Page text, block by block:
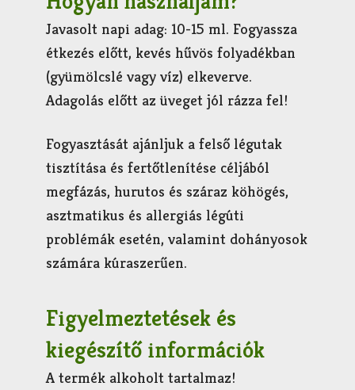
Javasolt napi adag: 10-15 ml. Fogyassza
étkezés előtt, kevés hűvös folyadékban
(gyümölcslé vagy víz) elkeverve.
Adagolás előtt az üveget jól rázza fel!
Fogyasztását ajánljuk a felső légutak
tisztítása és fertőtlenítése céljából
megfázás, hurutos és száraz köhögés,
asztmatikus és allergiás légúti
problémák esetén, valamint dohányosok
számára kúraszerűen.
Figyelmeztetések és
kiegészítő információk
A termék alkoholt tartalmaz!